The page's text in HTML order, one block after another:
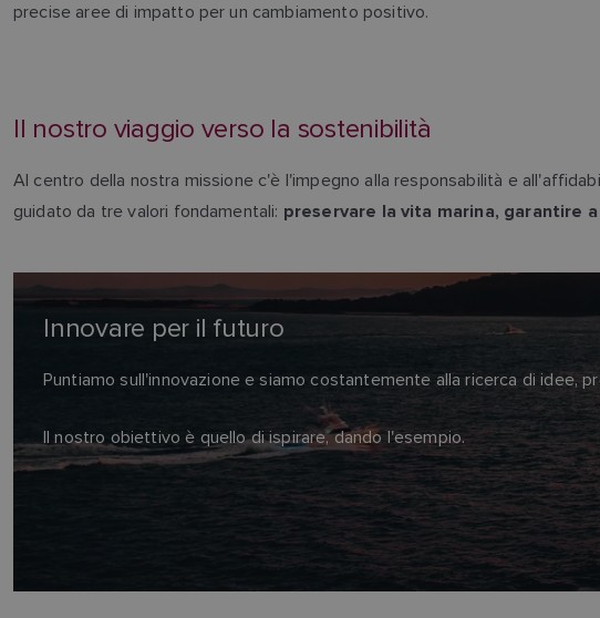
precise aree di impatto per un cambiamento positivo.
Il nostro viaggio verso la sostenibilità
Al centro della nostra missione c'è l'impegno alla responsabilità e
guidato da tre valori fondamentali: preservare la vita marina, garantire
Innovare per il futuro
Puntiamo sull'innovazione e siamo costantemente alla ricerca di idee,
Il nostro obiettivo è quello di ispirare, dando l'esempio.